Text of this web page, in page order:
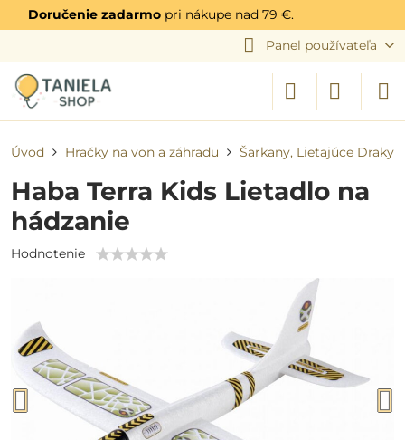
Doručenie zadarmo pri nákupe nad 79 €.
Panel používateľa
Úvod Hračky na von a záhradu Šarkany, Lietajúce Draky
Haba Terra Kids Lietadlo na
hádzanie
Hodnotenie